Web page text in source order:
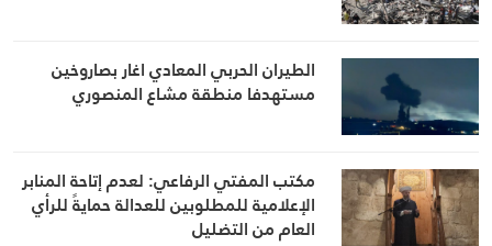
الطيران الحربي المعادي اغار بصاروخين
مستهدفا منطقة مشاع المنصوري
مكتب المفتي الرفاعي: لعدم إتاحة المنابر
الإعلامية للمطلوبين للعدالة حمايةً للرأي
العام من التضليل